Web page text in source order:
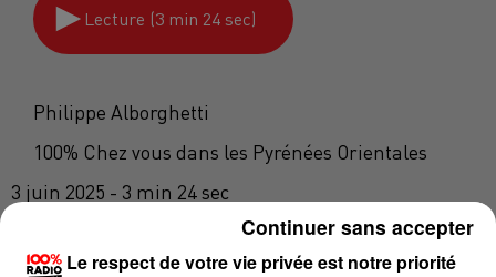
Lecture (3 min 24 sec)
Philippe Alborghetti
100% Chez vous dans les Pyrénées Orientales
3 juin 2025 - 3 min 24 sec
100% CHEZ VOUS DANS LES P.O AVEC
PHILIPPE : STAR POUR TOUS À LA CASA
Le respect de votre vie privée est notre priorité
Continuer sans accepter